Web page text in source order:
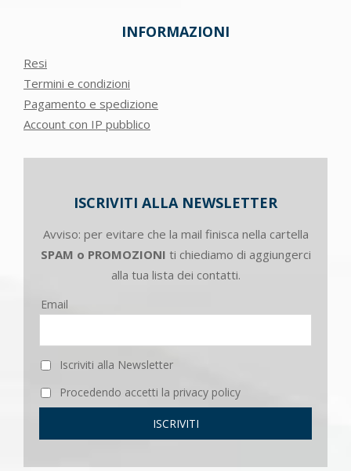
INFORMAZIONI
Resi
Termini e condizioni
Pagamento e spedizione
Account con IP pubblico
ISCRIVITI ALLA NEWSLETTER
Avviso: per evitare che la mail finisca nella cartella
SPAM o PROMOZIONI ti chiediamo di aggiungerci
alla tua lista dei contatti.
Email
Iscriviti alla Newsletter
Procedendo accetti la privacy policy